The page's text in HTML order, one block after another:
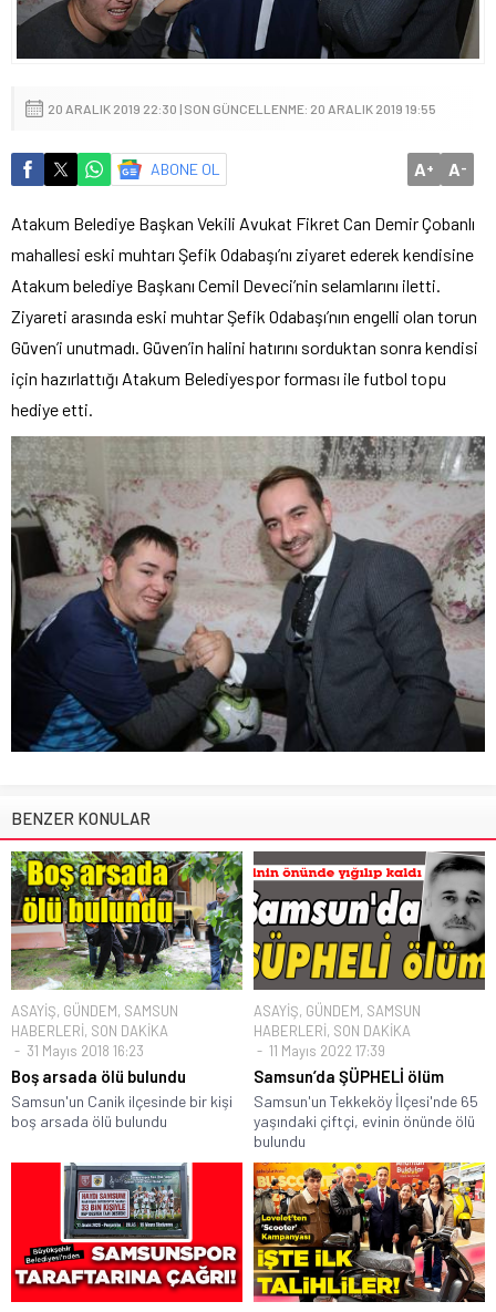
20 ARALIK 2019 22:30 | SON GÜNCELLENME: 20 ARALIK 2019 19:55
ABONE OL A+ A-
Atakum Belediye Başkan Vekili Avukat Fikret Can Demir Çobanlı
mahallesi eski muhtarı Şefik Odabaşı’nı ziyaret ederek kendisine
Atakum belediye Başkanı Cemil Deveci’nin selamlarını iletti.
Ziyareti arasında eski muhtar Şefik Odabaşı’nın engelli olan torun
Güven’i unutmadı. Güven’in halini hatırını sorduktan sonra kendisi
için hazırlattığı Atakum Belediyespor forması ile futbol topu
hediye etti.
BENZER KONULAR
ASAYİŞ, GÜNDEM, SAMSUN
HABERLERİ, SON DAKİKA
31 Mayıs 2018 16:23
Boş arsada ölü bulundu
Samsun'un Canik ilçesinde bir kişi
boş arsada ölü bulundu
ASAYİŞ, GÜNDEM, SAMSUN
HABERLERİ, SON DAKİKA
11 Mayıs 2022 17:39
Samsun’da ŞÜPHELİ ölüm
Samsun'un Tekkeköy İlçesi'nde 65
yaşındaki çiftçi, evinin önünde ölü
bulundu